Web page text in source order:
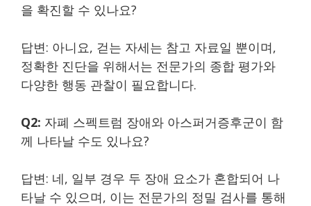
을 확진할 수 있나요?
답변: 아니요, 걷는 자세는 참고 자료일 뿐이며,
정확한 진단을 위해서는 전문가의 종합 평가와
다양한 행동 관찰이 필요합니다.
Q2: 자폐 스펙트럼 장애와 아스퍼거증후군이 함
께 나타날 수도 있나요?
답변: 네, 일부 경우 두 장애 요소가 혼합되어 나
타날 수 있으며, 이는 전문가의 정밀 검사를 통해